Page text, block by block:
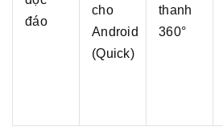
đáo
cho
Android
(Quick)
thanh
360°